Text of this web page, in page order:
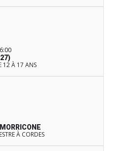
12 À 17 ANS
À CORDES